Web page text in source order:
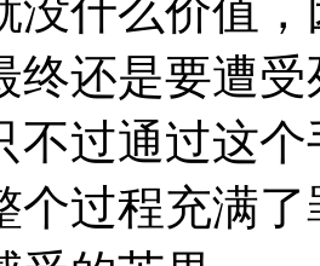
没什么价值
终还是要遭
不过通过这
个过程充满